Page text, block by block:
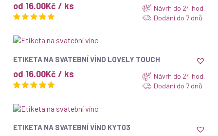
od 16.00Kč / ks
Návrh do 24 hod.
Dodání do 7 dnů
ZOBRAZIT
ETIKETA NA SVATEBNÍ VÍNO LOVELY TOUCH
od 16.00Kč / ks
Návrh do 24 hod.
Dodání do 7 dnů
ZOBRAZIT
ETIKETA NA SVATEBNÍ VÍNO KYT03